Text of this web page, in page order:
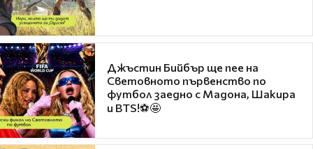
Джъстин Бийбър ще пее на
Световното първенство по
футбол заедно с Мадона, Шакира
и BTS!⚽🤩